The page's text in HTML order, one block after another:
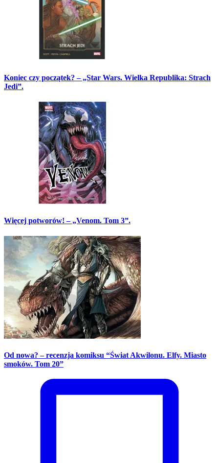
Koniec czy początek? – „Star Wars. Wielka Republika: Strach
Jedi”.
Więcej potworów! – „Venom. Tom 3”.
Od nowa? – recenzja komiksu “Świat Akwilonu. Elfy. Miasto
smoków. Tom 20”